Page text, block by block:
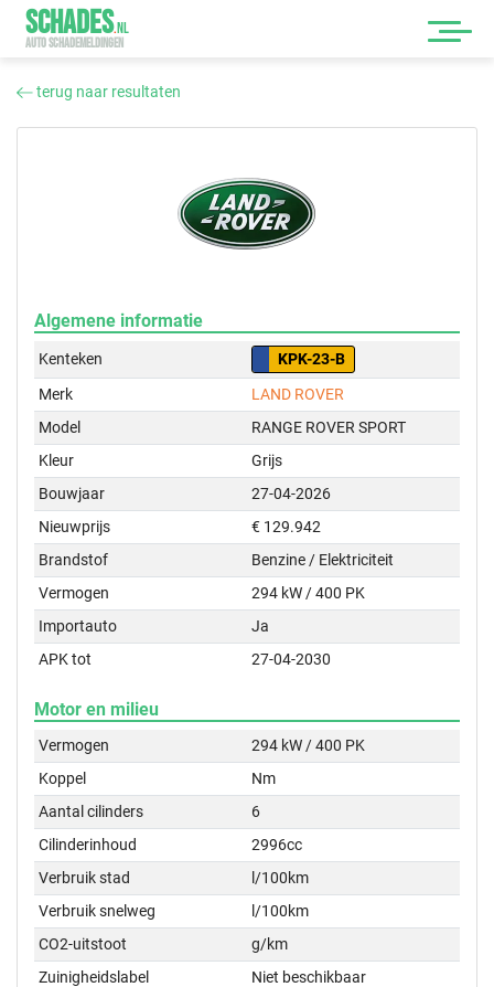
SCHADES.NL
AUTO SCHADEMELDINGEN
terug naar resultaten
Algemene informatie
Kenteken
KPK-23-B
Merk
LAND ROVER
Model
RANGE ROVER SPORT
Kleur
Grijs
Bouwjaar
27-04-2026
Nieuwprijs
€ 129.942
Brandstof
Benzine / Elektriciteit
Vermogen
294 kW / 400 PK
Importauto
Ja
APK tot
27-04-2030
Motor en milieu
Vermogen
294 kW / 400 PK
Koppel
Nm
Aantal cilinders
6
Cilinderinhoud
2996cc
Verbruik stad
l/100km
Verbruik snelweg
l/100km
CO2-uitstoot
g/km
Zuinigheidslabel
Niet beschikbaar